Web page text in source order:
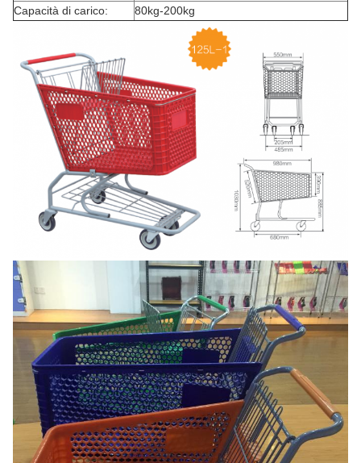
Capacità di carico:
80kg-200kg